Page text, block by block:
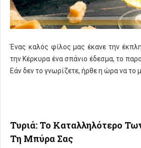
Ένας καλός φίλος μας έκανε την
την Κέρκυρα ένα σπάνιο έδεσμα, το
Εάν δεν το γνωρίζετε, ήρθε η ώρα να το
Τυριά: Το Καταλληλότερο
Τη Μπύρα Σας